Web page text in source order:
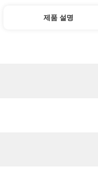
제품 설명